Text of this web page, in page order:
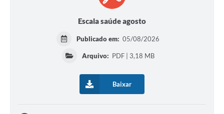
Telefones Prefeitura Municipal
Feriados Municipais
Telefones Postos de Saúde
Escala saúde agosto
Publicado em: 05/08/2026
Arquivo: PDF | 3,18 MB
Baixar